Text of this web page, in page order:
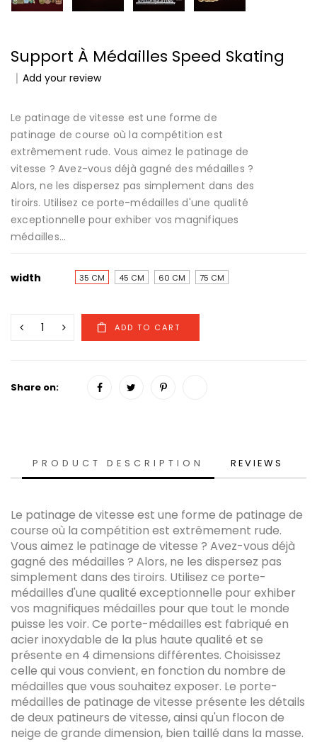
Support À Médailles Speed Skating
Add your review
Le patinage de vitesse est une forme de
patinage de course où la compétition est
extrêmement rude. Vous aimez le patinage de
vitesse ? Avez-vous déjà gagné des médailles ?
Alors, ne les dispersez pas simplement dans des
tiroirs. Utilisez ce porte-médailles d'une qualité
exceptionnelle pour exhiber vos magnifiques
médailles...
width 35 CM 45 CM 60 CM 75 CM
Share on:
PRODUCT DESCRIPTION REVIEWS
Le patinage de vitesse est une forme de patinage de
course où la compétition est extrêmement rude.
Vous aimez le patinage de vitesse ? Avez-vous déjà
gagné des médailles ? Alors, ne les dispersez pas
simplement dans des tiroirs. Utilisez ce porte-
médailles d'une qualité exceptionnelle pour exhiber
vos magnifiques médailles pour que tout le monde
puisse les voir. Ce porte-médailles est fabriqué en
acier inoxydable de la plus haute qualité et se
présente en 4 dimensions différentes. Choisissez
celle qui vous convient, en fonction du nombre de
médailles que vous souhaitez exposer. Le porte-
médailles de patinage de vitesse présente les détails
de deux patineurs de vitesse, ainsi qu'un flocon de
neige de grande dimension, bien taillé dans la masse.